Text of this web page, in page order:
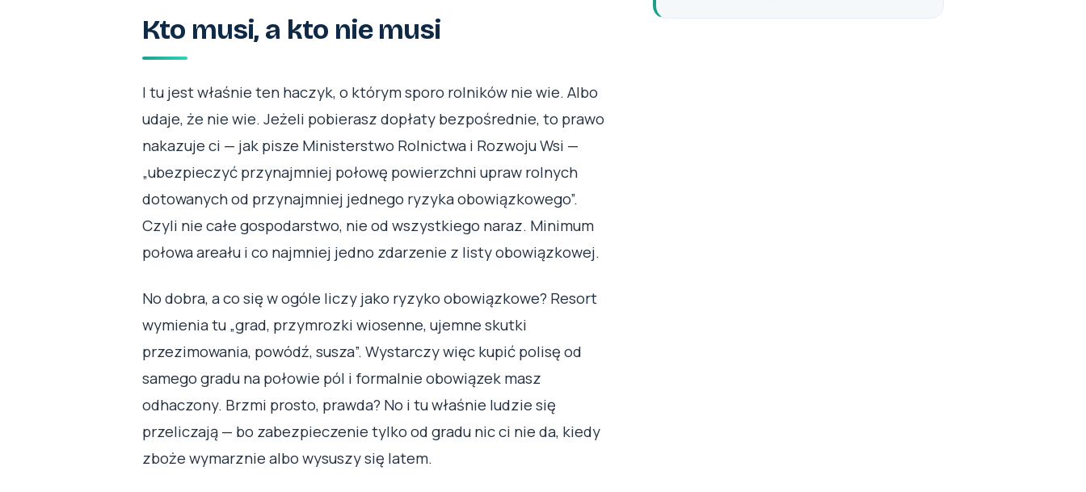
Kto musi, a kto nie musi
I tu jest właśnie ten haczyk, o którym sporo rolników nie wie. Albo
udaje, że nie wie. Jeżeli pobierasz dopłaty bezpośrednie, to prawo
nakazuje ci — jak pisze Ministerstwo Rolnictwa i Rozwoju Wsi —
„ubezpieczyć przynajmniej połowę powierzchni upraw rolnych
dotowanych od przynajmniej jednego ryzyka obowiązkowego”.
Czyli nie całe gospodarstwo, nie od wszystkiego naraz. Minimum
połowa areału i co najmniej jedno zdarzenie z listy obowiązkowej.
No dobra, a co się w ogóle liczy jako ryzyko obowiązkowe? Resort
wymienia tu „grad, przymrozki wiosenne, ujemne skutki
przezimowania, powódź, susza”. Wystarczy więc kupić polisę od
samego gradu na połowie pól i formalnie obowiązek masz
odhaczony. Brzmi prosto, prawda? No i tu właśnie ludzie się
przeliczają — bo zabezpieczenie tylko od gradu nic ci nie da, kiedy
zboże wymarznie albo wysuszy się latem.